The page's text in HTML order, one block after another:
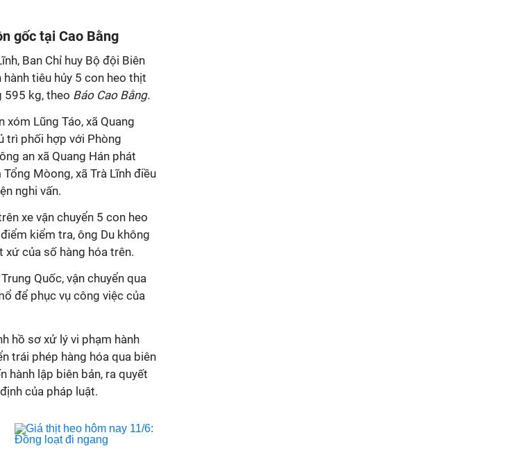
gốc tại Cao Bằng
Ban Chỉ huy Bộ đội Biên
tiêu hủy 5 con heo thịt
595 kg, theo Báo Cao Bằng.
Lũng Táo, xã Quang
trì phối hợp với Phòng
an xã Quang Hán phát
Mòong, xã Trà Lĩnh điều
nghi vấn.
xe vận chuyển 5 con heo
kiểm tra, ông Du không
của số hàng hóa trên.
Quốc, vận chuyển qua
để phục vụ công việc của
hồ sơ xử lý vi phạm hành
trái phép hàng hóa qua biên
hành lập biên bản, ra quyết
của pháp luật.